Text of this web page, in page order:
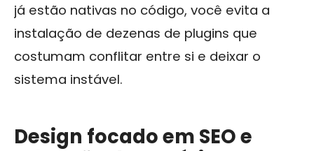
já estão nativas no código, você evita a
instalação de dezenas de plugins que
costumam conflitar entre si e deixar o
sistema instável.
Design focado em SEO e